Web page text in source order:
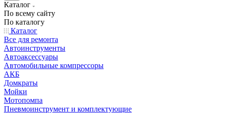
Каталог
По всему сайту
По каталогу
Каталог
Все для ремонта
Автоинструменты
Автоаксессуары
Автомобильные компрессоры
АКБ
Домкраты
Мойки
Мотопомпа
Пневмоинструмент и комплектующие